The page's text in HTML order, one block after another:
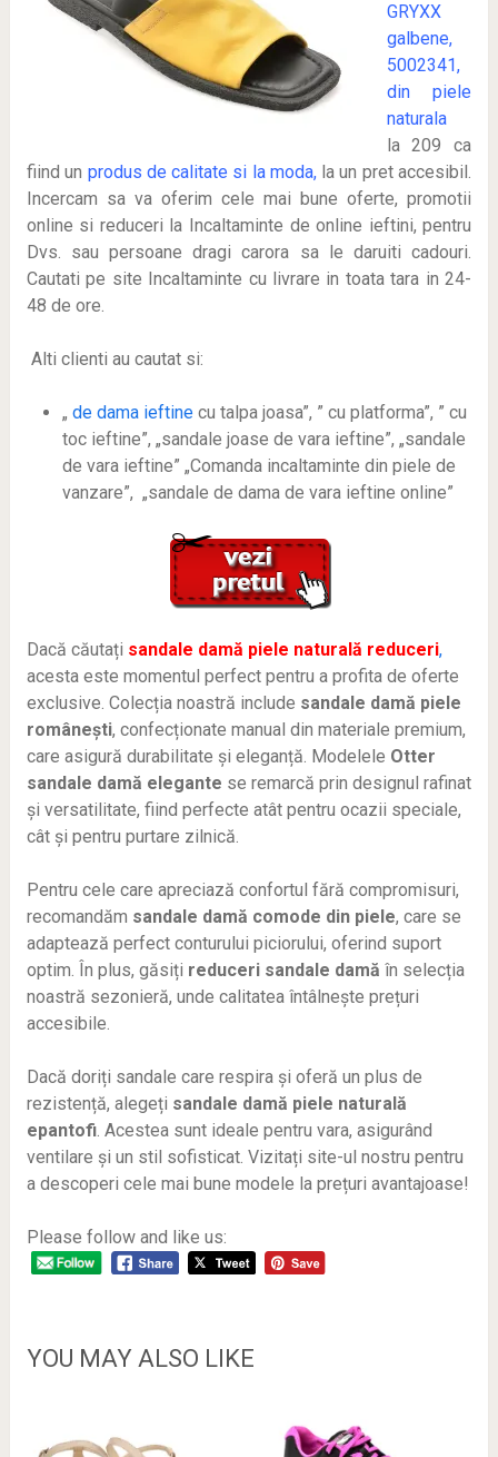
GRYXX
galbene,
5002341,
din piele
naturala
la 209 ca
fiind un produs de calitate si la moda,la un pret accesibil.
Incercam sa va oferim cele mai bune oferte, promotii
online si reduceri la Incaltaminte de online ieftini, pentru
Dvs. sau persoane dragi carora sa le daruiti cadouri.
Cautati pe site Incaltaminte cu livrare in toata tara in 24-
48 de ore.
Alti clienti au cautat si:
„ de dama ieftinecu talpa joasa”, ” cu platforma”, ” cu
toc ieftine”, „sandale joase de vara ieftine”, „sandale
de vara ieftine” „Comanda incaltaminte din piele de
vanzare”, „sandale de dama de vara ieftine online”
Dacă căutați sandale damă piele naturală reduceri,
acesta este momentul perfect pentru a profita de oferte
exclusive. Colecția noastră include sandale damă piele
românești, confecționate manual din materiale premium,
care asigură durabilitate și eleganță. Modelele Otter
sandale damă elegante se remarcă prin designul rafinat
și versatilitate, fiind perfecte atât pentru ocazii speciale,
cât și pentru purtare zilnică.
Pentru cele care apreciază confortul fără compromisuri,
recomandăm sandale damă comode din piele, care se
adaptează perfect conturului piciorului, oferind suport
optim. În plus, găsiți reduceri sandale damă în selecția
noastră sezonieră, unde calitatea întâlnește prețuri
accesibile.
Dacă doriți sandale care respira și oferă un plus de
rezistență, alegeți sandale damă piele naturală
epantofi. Acestea sunt ideale pentru vara, asigurând
ventilare și un stil sofisticat. Vizitați site-ul nostru pentru
a descoperi cele mai bune modele la prețuri avantajoase!
Please follow and like us:
YOU MAY ALSO LIKE